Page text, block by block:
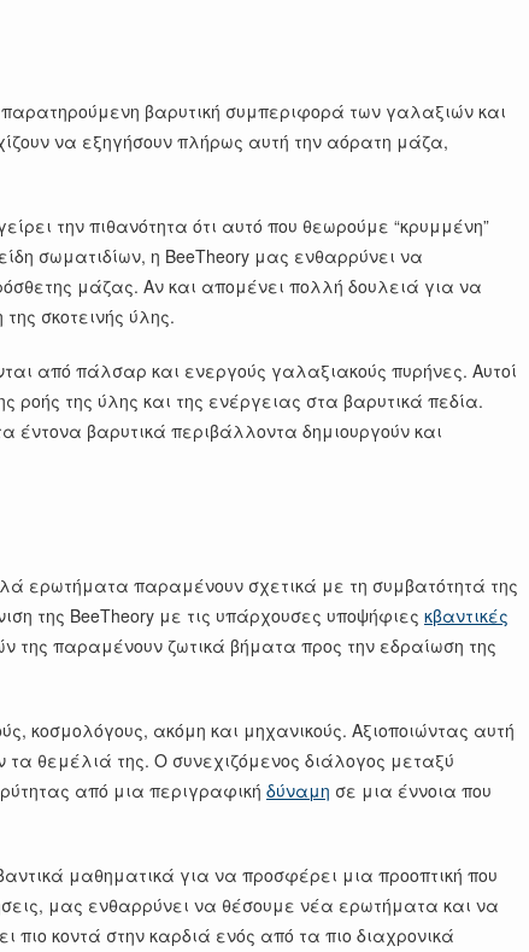
παρατηρούμενη βαρυτική συμπεριφορά των γαλαξιών και
να εξηγήσουν πλήρως αυτή την αόρατη μάζα,
την πιθανότητα ότι αυτό που θεωρούμε “κρυμμένη”
σωματιδίων, η BeeTheory μας ενθαρρύνει να
μάζας. Αν και απομένει πολλή δουλειά για να
σκοτεινής ύλης.
από πάλσαρ και ενεργούς γαλαξιακούς πυρήνες. Αυτοί
της ύλης και της ενέργειας στα βαρυτικά πεδία.
βαρυτικά περιβάλλοντα δημιουργούν και
ερωτήματα παραμένουν σχετικά με τη συμβατότητά της
της BeeTheory με τις υπάρχουσες υποψήφιες κβαντικές
της παραμένουν ζωτικά βήματα προς την εδραίωση της
κοσμολόγους, ακόμη και μηχανικούς. Αξιοποιώντας αυτή
τα θεμέλιά της. Ο συνεχιζόμενος διάλογος μεταξύ
από μια περιγραφική δύναμη σε μια έννοια που
μαθηματικά για να προσφέρει μια προοπτική που
μας ενθαρρύνει να θέσουμε νέα ερωτήματα και να
κοντά στην καρδιά ενός από τα πιο διαχρονικά